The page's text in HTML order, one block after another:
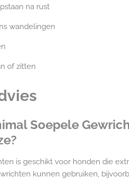
na rust
wandelingen
of zitten
Soepele
is geschikt voor honden die
kunnen gebruiken,